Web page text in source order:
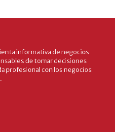
informativa de negocios
de tomar decisiones
profesional con los negocios